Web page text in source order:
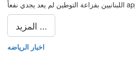
المزيد ...
اخبار الرياضه